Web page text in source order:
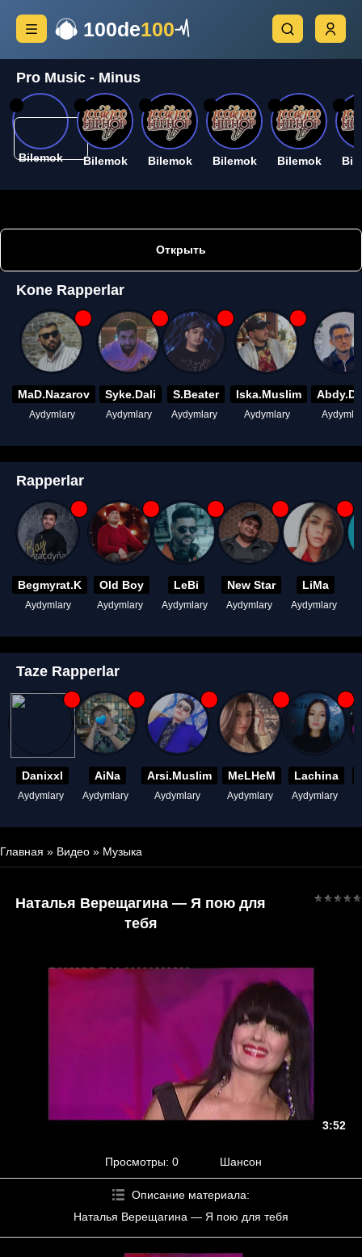
100de100
Pro Music - Minus
Bilemok Bilemok Bilemok Bilemok Bilemok
Открыть
Kone Rapperlar
MaD.Nazarov
Aydymlary
Syke.Dali
Aydymlary
S.Beater
Aydymlary
Iska.Muslim
Aydymlary
Rapperlar
Begmyrat.K
Aydymlary
Old Boy
Aydymlary
LeBi
Aydymlary
New Star
Aydymlary
LiMa
Aydymlary
Taze Rapperlar
Danixxl
Aydymlary
AiNa
Aydymlary
Arsi.Muslim
Aydymlary
MeLHeM
Aydymlary
Lachina
Aydymlary
Главная » Видео » Музыка
Наталья Верещагина — Я пою для
тебя
3:52
Просмотры: 0 Шансон
Описание материала:
Наталья Верещагина — Я пою для тебя